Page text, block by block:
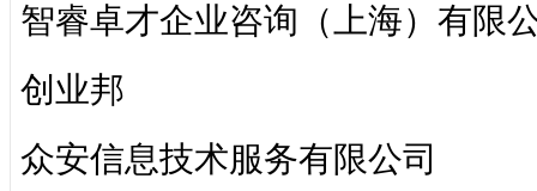
智睿卓才企业咨询（上海）有限
创业邦
众安信息技术服务有限公司